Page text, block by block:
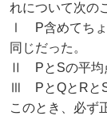
れについて次の
Ⅰ P含めてちょ
同じだった。
Ⅱ PとSの平均
Ⅲ PとQとRとS
このとき、必ず